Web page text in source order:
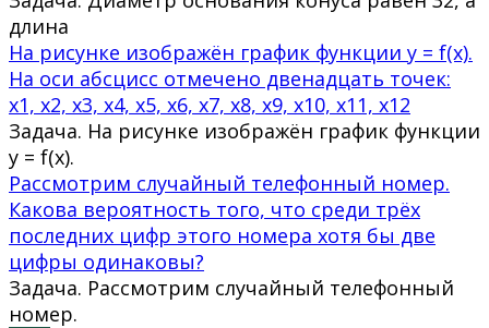
длина
На рисунке изображён график функции y = f(x).
На оси абсцисс отмечено двенадцать точек:
x1, x2, x3, x4, x5, x6, x7, x8, x9, x10, x11, x12
Задача. На рисунке изображён график функции
y = f(x).
Рассмотрим случайный телефонный номер.
Какова вероятность того, что среди трёх
последних цифр этого номера хотя бы две
цифры одинаковы?
Задача. Рассмотрим случайный телефонный
номер.